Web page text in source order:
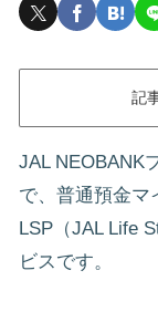
記
JAL NEOBANK
で、普通預金マ
LSP（JAL Life
ビスです。